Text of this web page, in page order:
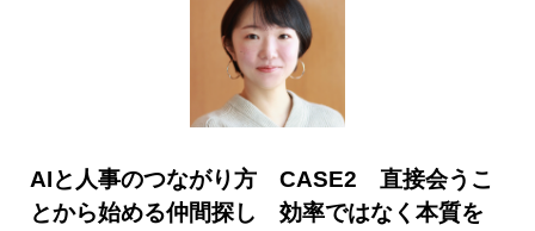
AIと人事のつながり方 CASE2 直接会うこ
とから始める仲間探し 効率ではなく本質を